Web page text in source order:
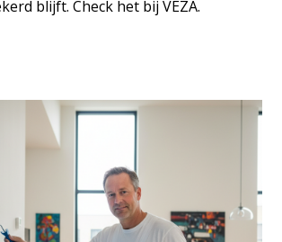
blijft. Check het bij VEZA.